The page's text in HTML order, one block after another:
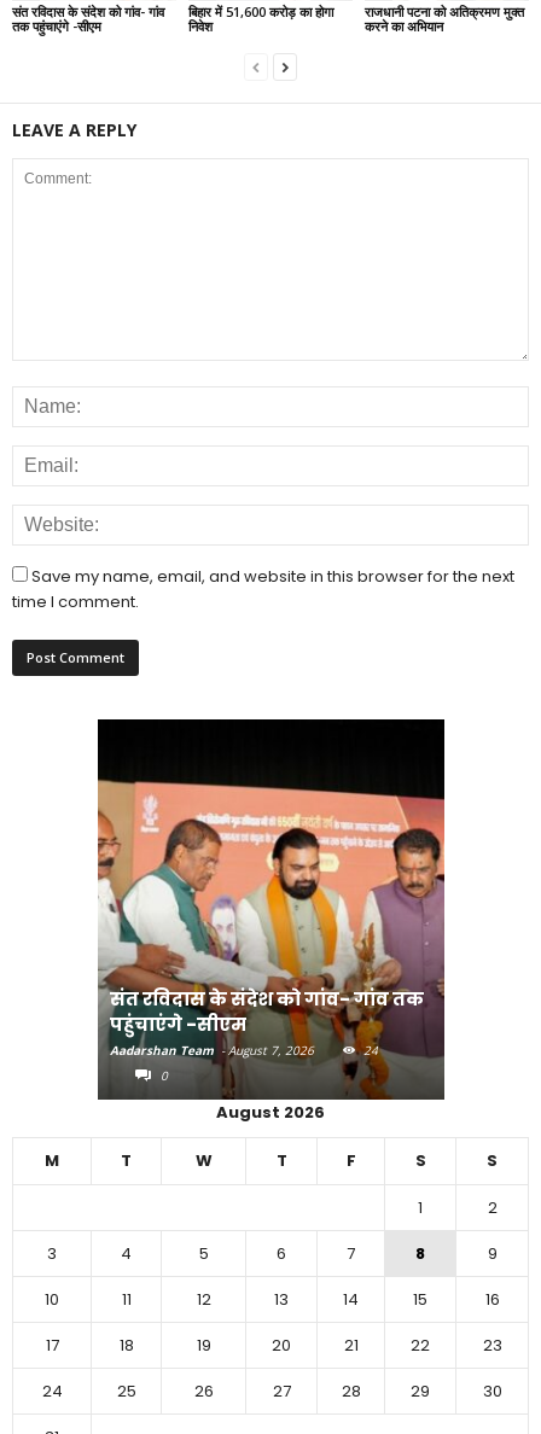
संत रविदास के संदेश को गांव- गांव
तक पहुंचाएंगे -सीएम
बिहार में 51,600 करोड़ का होगा
निवेश
राजधानी पटना को अतिक्रमण मुक्त
करने का अभियान
LEAVE A REPLY
Save my name, email, and website in this browser for the next
time I comment.
के संदेश को गांव- गांव तक
August 7, 2026 24
बिहार में 51,600 करोड़ का होगा
Aadarshan Team -
August 2026
M T W T F S S
1
2
3
4 5 6 7 8
9
10
11 12 13 14 15
16
17
18 19 20 21 22
23
24
25 26 27 28 29
30